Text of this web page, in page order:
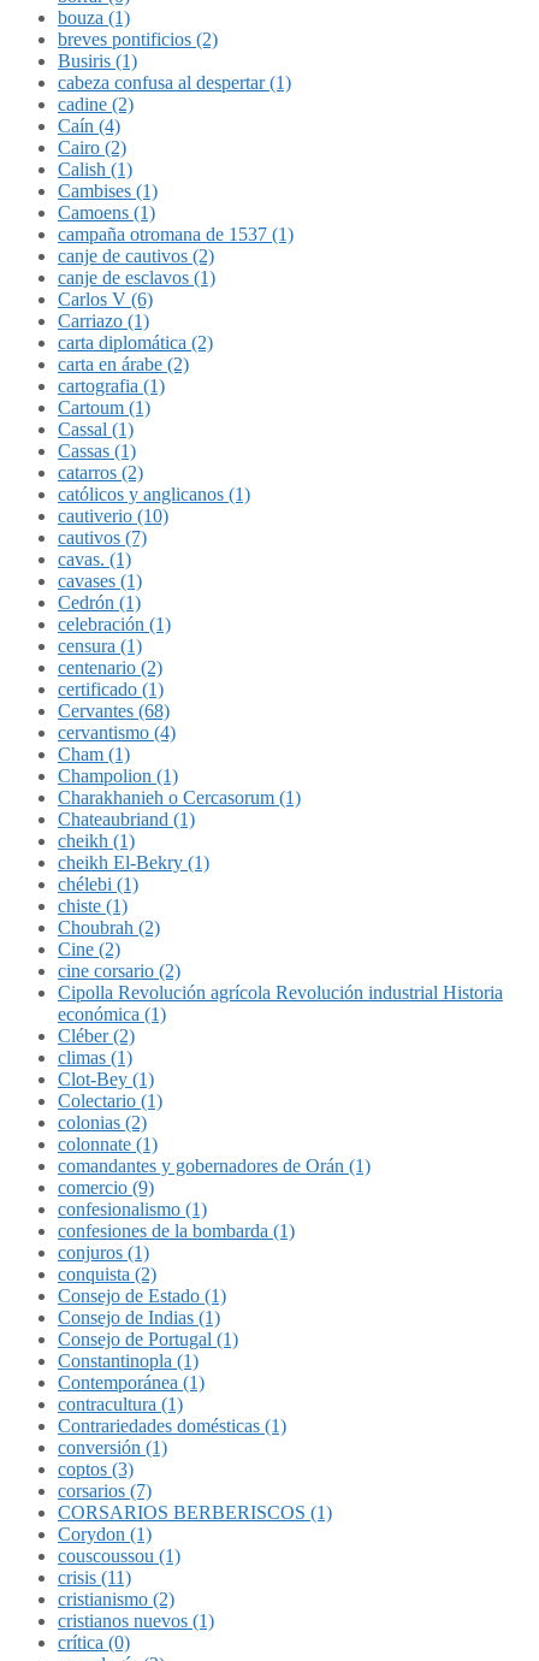
bouza (1)
breves pontificios (2)
Busiris (1)
cabeza confusa al despertar (1)
cadine (2)
Caín (4)
Cairo (2)
Calish (1)
Cambises (1)
Camoens (1)
campaña otromana de 1537 (1)
canje de cautivos (2)
canje de esclavos (1)
Carlos V (6)
Carriazo (1)
carta diplomática (2)
carta en árabe (2)
cartografia (1)
Cartoum (1)
Cassal (1)
Cassas (1)
catarros (2)
católicos y anglicanos (1)
cautiverio (10)
cautivos (7)
cavas. (1)
cavases (1)
Cedrón (1)
celebración (1)
censura (1)
centenario (2)
certificado (1)
Cervantes (68)
cervantismo (4)
Cham (1)
Champolion (1)
Charakhanieh o Cercasorum (1)
Chateaubriand (1)
cheikh (1)
cheikh El-Bekry (1)
chélebi (1)
chiste (1)
Choubrah (2)
Cine (2)
cine corsario (2)
Cipolla Revolución agrícola Revolución industrial Historia
económica (1)
Cléber (2)
climas (1)
Clot-Bey (1)
Colectario (1)
colonias (2)
colonnate (1)
comandantes y gobernadores de Orán (1)
comercio (9)
confesionalismo (1)
confesiones de la bombarda (1)
conjuros (1)
conquista (2)
Consejo de Estado (1)
Consejo de Indias (1)
Consejo de Portugal (1)
Constantinopla (1)
Contemporánea (1)
contracultura (1)
Contrariedades domésticas (1)
conversión (1)
coptos (3)
corsarios (7)
CORSARIOS BERBERISCOS (1)
Corydon (1)
couscoussou (1)
crisis (11)
cristianismo (2)
cristianos nuevos (1)
crítica (0)